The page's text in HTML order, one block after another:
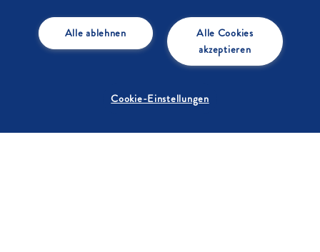
KONTAKT
Alle Cookies
akzeptieren
Alle ablehnen
Cookie-Einstellungen